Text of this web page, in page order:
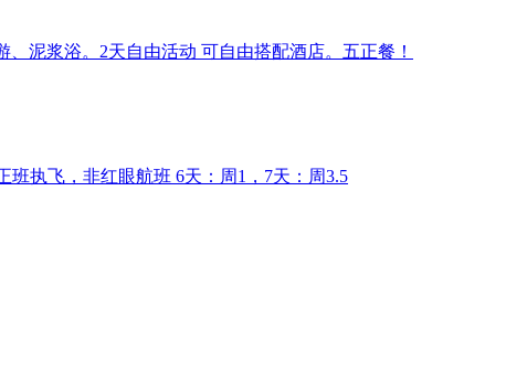
、泥浆浴。2天自由活动 可自由搭配酒店。五正餐！
班执飞，非红眼航班 6天：周1，7天：周3.5